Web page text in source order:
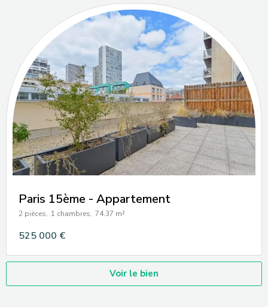
Paris 15ème - Appartement
2 pièces, 1 chambres, 74.37 m²
525 000 €
Voir le bien